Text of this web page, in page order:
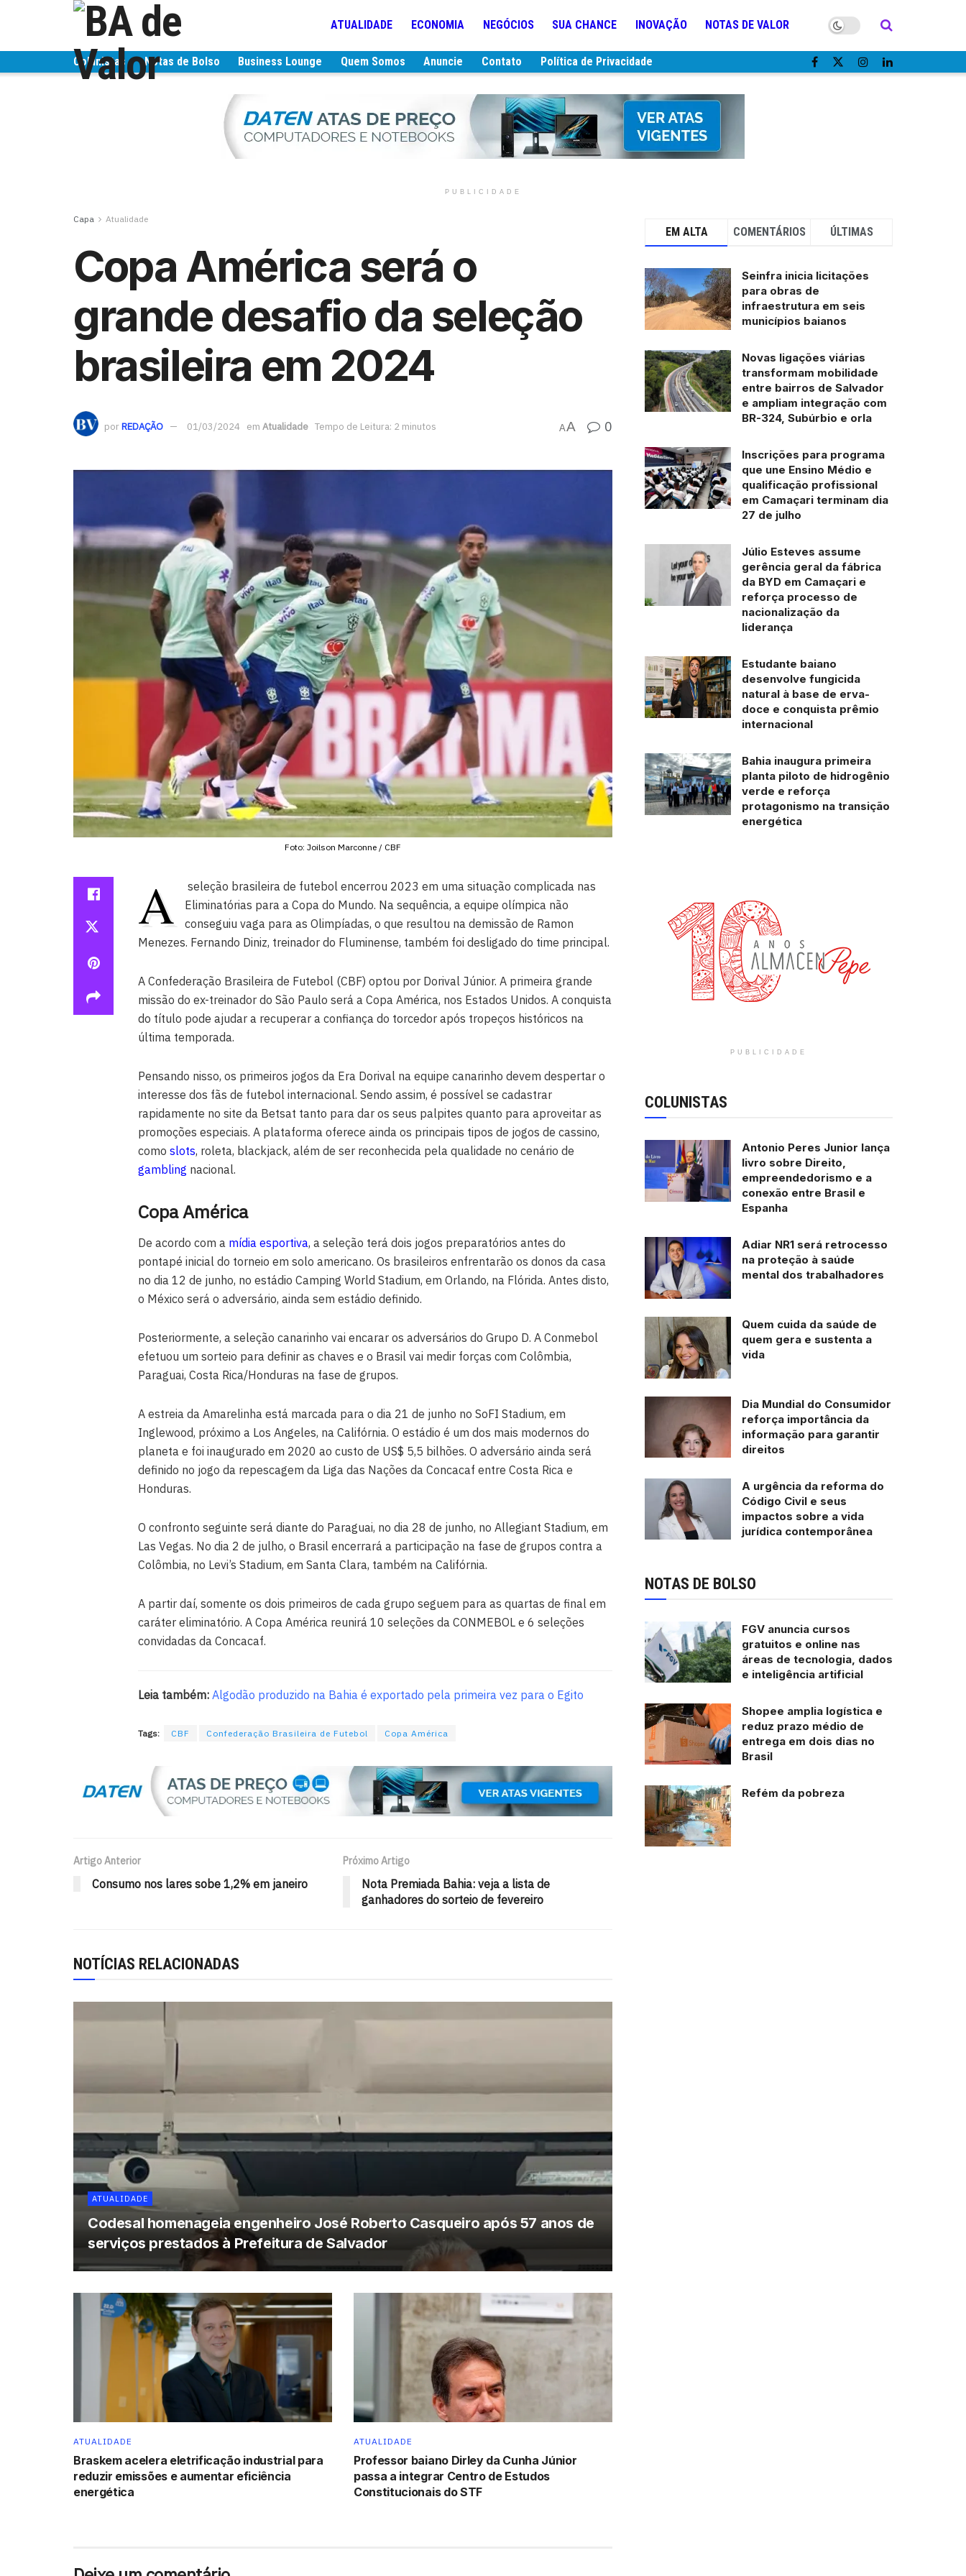
ATUALIDADE ECONOMIA NEGÓCIOS SUA CHANCE INOVAÇÃO NOTAS DE VALOR
Colunistas Notas de Bolso Business Lounge Quem Somos Anuncie Contato Política de Privacidade
PUBLICIDADE
Capa Atualidade
Copa América será o
grande desafio da seleção
brasileira em 2024
porREDAÇÃO 01/03/2024 em Atualidade Tempo de Leitura: 2 minutos AA 0
Foto: Joilson Marconne / CBF
A
seleção brasileira de futebol encerrou 2023 em uma situação complicada nas
Eliminatórias para a Copa do Mundo. Na sequência, a equipe olímpica não
conseguiu vaga para as Olimpíadas, o que resultou na demissão de Ramon
Menezes. Fernando Diniz, treinador do Fluminense, também foi desligado do time principal.
A Confederação Brasileira de Futebol (CBF) optou por Dorival Júnior. A primeira grande
missão do ex-treinador do São Paulo será a Copa América, nos Estados Unidos. A conquista
do título pode ajudar a recuperar a confiança do torcedor após tropeços históricos na
última temporada.
Pensando nisso, os primeiros jogos da Era Dorival na equipe canarinho devem despertar o
interesse dos fãs de futebol internacional. Sendo assim, é possível se cadastrar
rapidamente no site da Betsat tanto para dar os seus palpites quanto para aproveitar as
promoções especiais. A plataforma oferece ainda os principais tipos de jogos de cassino,
como slots, roleta, blackjack, além de ser reconhecida pela qualidade no cenário de
gambling nacional.
Copa América
De acordo com a mídia esportiva, a seleção terá dois jogos preparatórios antes do
pontapé inicial do torneio em solo americano. Os brasileiros enfrentarão os donos da casa
no dia 12 de junho, no estádio Camping World Stadium, em Orlando, na Flórida. Antes disto,
o México será o adversário, ainda sem estádio definido.
Posteriormente, a seleção canarinho vai encarar os adversários do Grupo D. A Conmebol
efetuou um sorteio para definir as chaves e o Brasil vai medir forças com Colômbia,
Paraguai, Costa Rica/Honduras na fase de grupos.
A estreia da Amarelinha está marcada para o dia 21 de junho no SoFI Stadium, em
Inglewood, próximo a Los Angeles, na Califórnia. O estádio é um dos mais modernos do
planeta e foi inaugurado em 2020 ao custo de US$ 5,5 bilhões. O adversário ainda será
definido no jogo da repescagem da Liga das Nações da Concacaf entre Costa Rica e
Honduras.
O confronto seguinte será diante do Paraguai, no dia 28 de junho, no Allegiant Stadium, em
Las Vegas. No dia 2 de julho, o Brasil encerrará a participação na fase de grupos contra a
Colômbia, no Levi’s Stadium, em Santa Clara, também na Califórnia.
A partir daí, somente os dois primeiros de cada grupo seguem para as quartas de final em
caráter eliminatório. A Copa América reunirá 10 seleções da CONMEBOL e 6 seleções
convidadas da Concacaf.
Leia também: Algodão produzido na Bahia é exportado pela primeira vez para o Egito
Tags: CBF Confederação Brasileira de Futebol Copa América
Artigo Anterior
Consumo nos lares sobe 1,2% em janeiro
Próximo Artigo
Nota Premiada Bahia: veja a lista de
ganhadores do sorteio de fevereiro
NOTÍCIAS RELACIONADAS
ATUALIDADE
Codesal homenageia engenheiro José Roberto Casqueiro após 57 anos de
serviços prestados à Prefeitura de Salvador
ATUALIDADE
Braskem acelera eletrificação industrial para
reduzir emissões e aumentar eficiência
energética
ATUALIDADE
Professor baiano Dirley da Cunha Júnior
passa a integrar Centro de Estudos
Constitucionais do STF
EM ALTA COMENTÁRIOS ÚLTIMAS
Seinfra inicia licitações
para obras de
infraestrutura em seis
municípios baianos
Novas ligações viárias
transformam mobilidade
entre bairros de Salvador
e ampliam integração com
BR-324, Subúrbio e orla
Inscrições para programa
que une Ensino Médio e
qualificação profissional
em Camaçari terminam dia
27 de julho
Júlio Esteves assume
gerência geral da fábrica
da BYD em Camaçari e
reforça processo de
nacionalização da
liderança
Estudante baiano
desenvolve fungicida
natural à base de erva-
doce e conquista prêmio
internacional
Bahia inaugura primeira
planta piloto de hidrogênio
verde e reforça
protagonismo na transição
energética
PUBLICIDADE
COLUNISTAS
Antonio Peres Junior lança
livro sobre Direito,
empreendedorismo e a
conexão entre Brasil e
Espanha
Adiar NR1 será retrocesso
na proteção à saúde
mental dos trabalhadores
Quem cuida da saúde de
quem gera e sustenta a
vida
Dia Mundial do Consumidor
reforça importância da
informação para garantir
direitos
A urgência da reforma do
Código Civil e seus
impactos sobre a vida
jurídica contemporânea
NOTAS DE BOLSO
FGV anuncia cursos
gratuitos e online nas
áreas de tecnologia, dados
e inteligência artificial
Shopee amplia logística e
reduz prazo médio de
entrega em dois dias no
Brasil
Refém da pobreza